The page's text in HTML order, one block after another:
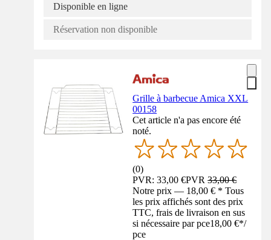
Disponible en ligne
Réservation non disponible
Grille à barbecue Amica XXL
00158
Cet article n'a pas encore été
noté.
(0)
PVR: 33,00 €PVR33,00 €
Notre prix — 18,00 € * Tous
les prix affichés sont des prix
TTC, frais de livraison en sus
si nécessaire par pce18,00 €*/
pce